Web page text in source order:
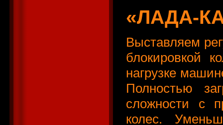
«ЛАДА-
Выставляем
блокировкой
нагрузке
Полностью
сложности с
колес.